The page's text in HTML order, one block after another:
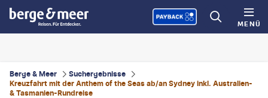
MENÜ
Berge & Meer
Suchergebnisse
Kreuzfahrt mit der Anthem of the Seas ab/an Sydney inkl. Australien-
& Tasmanien-Rundreise